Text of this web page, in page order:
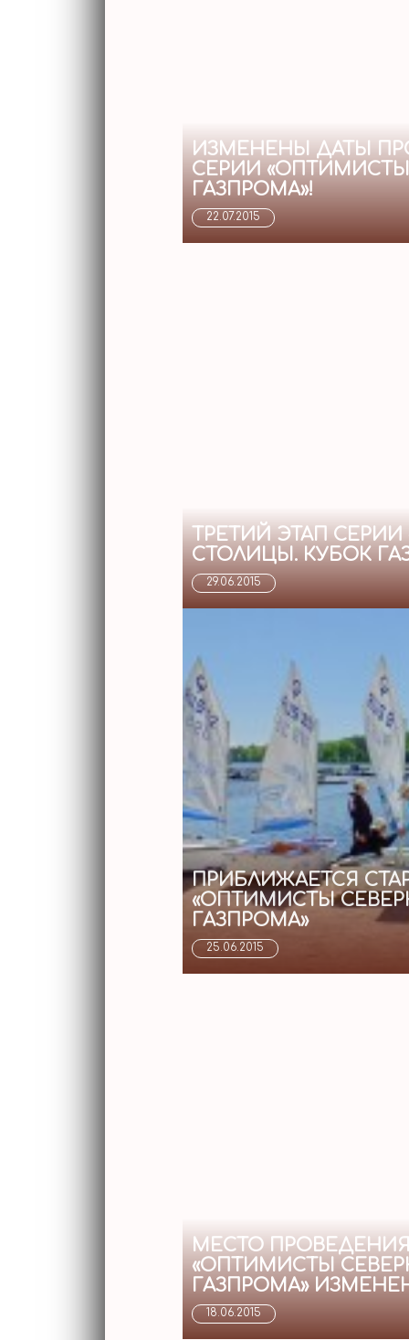
ИЗМЕНЕНЫ ДАТЫ
СЕРИИ
ГАЗПРОМА»!
22.07.2015
ТРЕТИЙ ЭТАП
СТОЛИЦЫ. КУБОК
29.06.2015
ПРИБЛИЖАЕТСЯ
«ОПТИМИСТЫ
ГАЗПРОМА»
25.06.2015
МЕСТО
«ОПТИМИСТЫ
ГАЗПРОМА»
18.06.2015